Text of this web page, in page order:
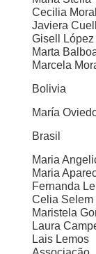
Cecilia
Javiera
Gisell
Marta
Marcela
Bolivia
María
Brasil
Maria
Maria
Fernanda
Celia Selem
Maristela
Laura
Lais Lemos